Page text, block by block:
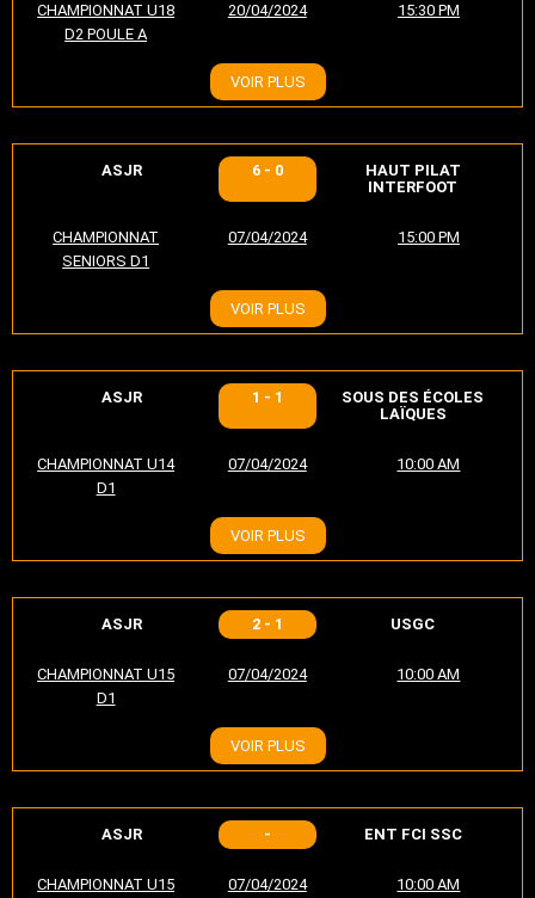
CHAMPIONNAT U18
D2 POULE A
20/04/2024 15:30 PM
VOIR PLUS
ASJR 6 - 0
HAUT PILAT
INTERFOOT
CHAMPIONNAT
SENIORS D1
07/04/2024 15:00 PM
VOIR PLUS
ASJR 1 - 1
SOUS DES ÉCOLES
LAÏQUES
CHAMPIONNAT U14
D1
07/04/2024 10:00 AM
VOIR PLUS
ASJR 2 - 1 USGC
CHAMPIONNAT U15
D1
07/04/2024 10:00 AM
VOIR PLUS
ASJR - ENT FCI SSC
CHAMPIONNAT U15
07/04/2024 10:00 AM